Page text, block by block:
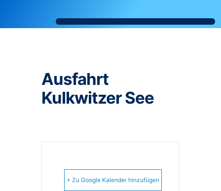
Ausfahrt
Kulkwitzer See
+ Zu Google Kalender hinzufügen